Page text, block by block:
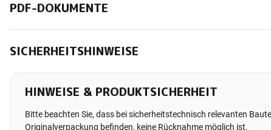
PDF-DOKUMENTE
SICHERHEITSHINWEISE
HINWEISE & PRODUKTSICHERHEIT
Bitte beachten Sie, dass bei sicherheitstechnisch relevanten
Originalverpackung befinden, keine Rücknahme möglich ist.